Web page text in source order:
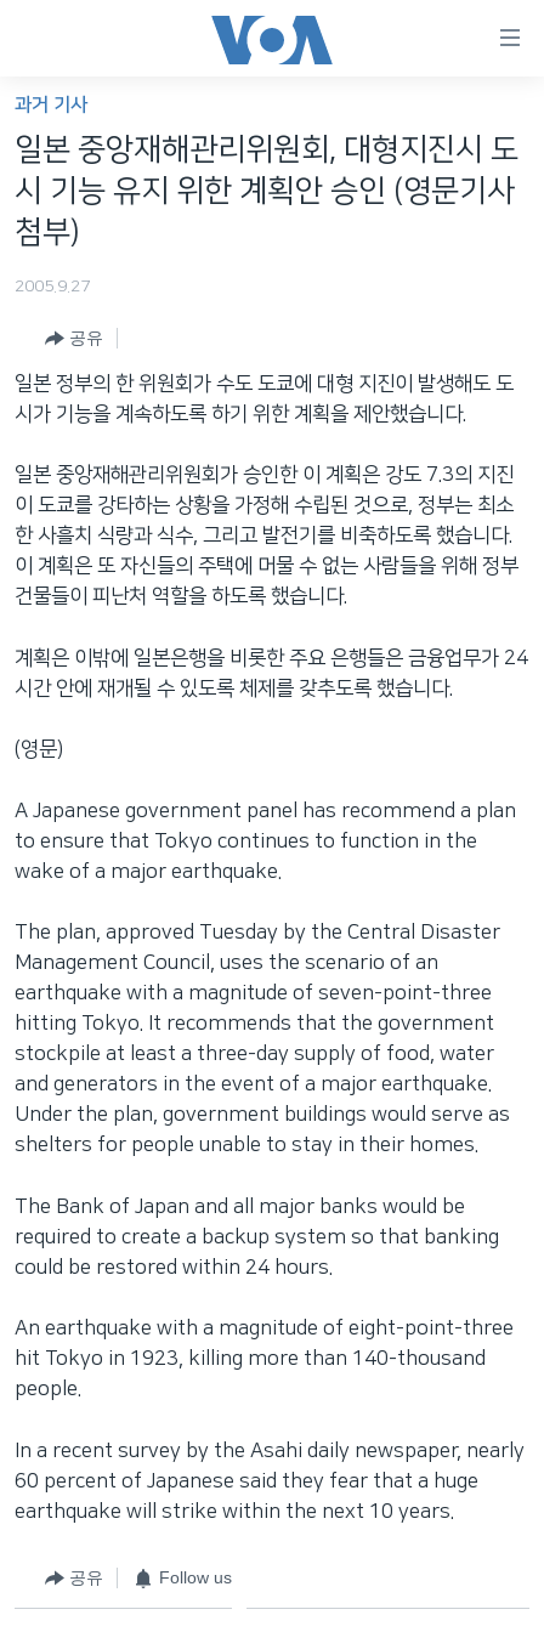
가
능
링
크
인
츠
로
동
메
인
네
비
이
션
로
동
검
색
로
이
등
세계
VOD
주파수 안내
과거 기사
일본 중앙재해관리위원회, 대형지진시 도
시 기능 유지 위한 계획안 승인 (영문기사
첨부)
2005.9.27
공유
일본 정부의 한 위원회가 수도 도쿄에 대형 지진이 발생해도 도
시가 기능을 계속하도록 하기 위한 계획을 제안했습니다.
일본 중앙재해관리위원회가 승인한 이 계획은 강도 7.3의 지진
이 도쿄를 강타하는 상황을 가정해 수립된 것으로, 정부는 최소
한 사흘치 식량과 식수, 그리고 발전기를 비축하도록 했습니다.
이 계획은 또 자신들의 주택에 머물 수 없는 사람들을 위해 정부
건물들이 피난처 역할을 하도록 했습니다.
계획은 이밖에 일본은행을 비롯한 주요 은행들은 금융업무가 24
시간 안에 재개될 수 있도록 체제를 갖추도록 했습니다.
(영문)
A Japanese government panel has recommend a plan
to ensure that Tokyo continues to function in the
wake of a major earthquake.
The plan, approved Tuesday by the Central Disaster
Management Council, uses the scenario of an
earthquake with a magnitude of seven-point-three
hitting Tokyo. It recommends that the government
stockpile at least a three-day supply of food, water
and generators in the event of a major earthquake.
Under the plan, government buildings would serve as
shelters for people unable to stay in their homes.
The Bank of Japan and all major banks would be
required to create a backup system so that banking
could be restored within 24 hours.
An earthquake with a magnitude of eight-point-three
hit Tokyo in 1923, killing more than 140-thousand
people.
In a recent survey by the Asahi daily newspaper, nearly
60 percent of Japanese said they fear that a huge
earthquake will strike within the next 10 years.
공유 Follow us